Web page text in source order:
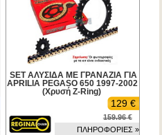
SET ΑΛΥΣΙΔΑ ΜΕ ΓΡΑΝΑΖΙΑ ΓΙΑ
APRILIA PEGASO 650 1997-2002
(Χρυσή Z-Ring)
129 €
159.96 €
ΠΛΗΡΟΦΟΡΙΕΣ »